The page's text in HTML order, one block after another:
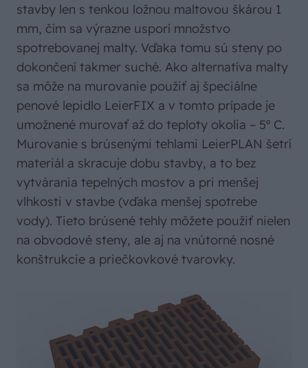
stavby len s tenkou ložnou maltovou škárou 1
mm, čím sa výrazne usporí množstvo
spotrebovanej malty. Vďaka tomu sú steny po
dokončení takmer suché. Ako alternatíva malty
sa môže na murovanie použiť aj špeciálne
penové lepidlo LeierFIX a v tomto prípade je
umožnené murovať až do teploty okolia – 5º C.
Murovanie s brúsenými tehlami LeierPLAN šetrí
materiál a skracuje dobu stavby, a to bez
vytvárania tepelných mostov a pri menšej
vlhkosti v stavbe (vďaka menšej spotrebe
vody). Tieto brúsené tehly môžete použiť nielen
na obvodové steny, ale aj na vnútorné nosné
konštrukcie a priečkovkové tvarovky.